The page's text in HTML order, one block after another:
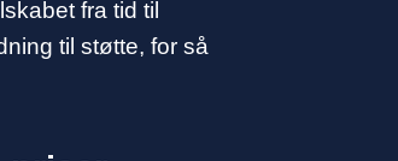
fra tid til
til støtte, for så